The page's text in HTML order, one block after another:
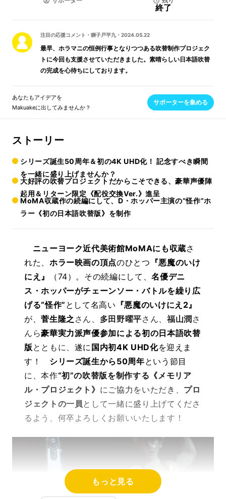
終了
注目の応援コメント ・ 獅子戸平九 ・ 2024.05.22
最早、ホラマニの恒例行事となりつつある吹替制作プロジェク
トに今回も支援させていただきました。素晴らしい日本語吹替
の完成を心待ちにしております。
あなたもアイデアを
Makuakeに出してみませんか？
サポーターを集める
ストーリー
シリーズ誕生50周年＆初の4K UHD化！ 記念すべき瞬間
を一緒に盛り上げませんか？
大好評の吹替プロジェクトだからこそできる、豪華声優陣
起用＆リターン限定《配役交換Ver.》進呈
MoMA収蔵作の続編にして、D・ホッパー主演の“怪作”ホ
ラー《初の日本語吹替版》を制作
ニューヨーク近代美術館MoMAにも収蔵さ
れた、 ホラー映画の頂点のひとつ 『悪魔のいけ
にえ』
（74）。その続編にして、名優デニ
ス・ホッパーがチェーンソー・バトルを繰り広
げる“怪作” として名高い 『悪魔のいけにえ2』
が、菅生隆之 さん、 多田野曜平さん、 福山潤 さ
んら豪華実力派声優参加による初の日本語吹替
版 とともに、 遂に 国内初4K UHD化を迎えま
す！ シリーズ誕生から50周年という節目
に、本作“初”の吹替版を制作する《メモリア
ル・プロジェクト》 にご協力をいただき、 プロ
ジェクトの一員 として一緒に盛り上げてくださ
るよう、何卒よろしくお願いいたします！
もっと見る